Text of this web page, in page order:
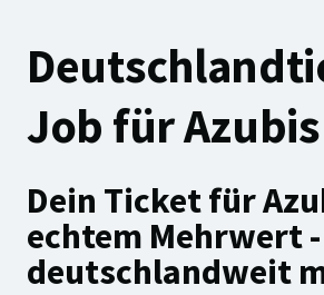
Job für Azubis
Dein Ticket für
echtem Mehrwert -
deutschlandweit